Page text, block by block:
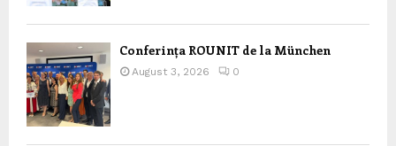
Conferința ROUNIT de la München
August 3, 2026 0